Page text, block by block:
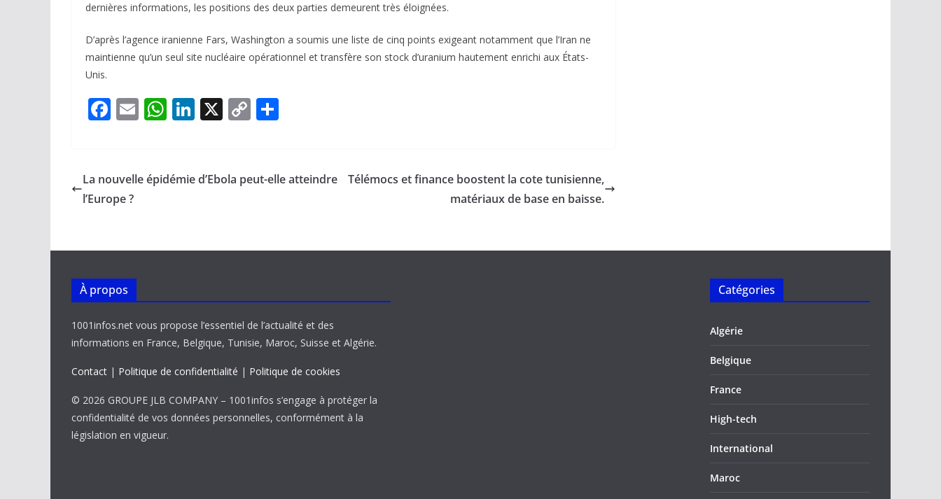
dernières informations, les positions des deux parties demeurent très éloignées.
D’après l’agence iranienne Fars, Washington a soumis une liste de cinq points exigeant notamment que l’Iran ne
maintienne qu’un seul site nucléaire opérationnel et transfère son stock d’uranium hautement enrichi aux États-
Unis.
F
b
o
k
E
l
W
s
p
Li
e
X C
y
k
g
La nouvelle épidémie d’Ebola peut-elle atteindre
l’Europe ?
Télémocs et finance boostent la cote tunisienne,
matériaux de base en baisse.
À propos
1001infos.net vous propose l’essentiel de l’actualité et des
informations en France, Belgique, Tunisie, Maroc, Suisse et Algérie.
Contact | Politique de confidentialité | Politique de cookies
© 2026 GROUPE JLB COMPANY – 1001infos s’engage à protéger la
confidentialité de vos données personnelles, conformément à la
législation en vigueur.
Catégories
Algérie
Belgique
France
High-tech
International
Maroc